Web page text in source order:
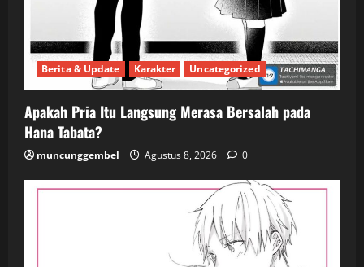
Berita & Update Karakter Uncategorized
Apakah Pria Itu Langsung Merasa Bersalah pada
Hana Tabata?
muncunggembel Agustus 8, 2026 0